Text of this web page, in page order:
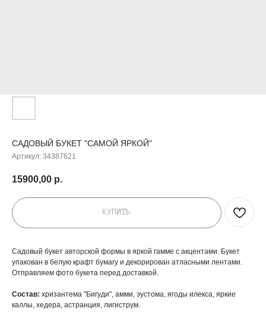
САДОВЫЙ БУКЕТ "САМОЙ ЯРКОЙ"
Артикул: 34387621
15900,00 р.
КУПИТЬ
Садовый букет авторской формы в яркой гамме с акцентами. Букет
упакован в белую крафт бумагу и декорирован атласными лентами.
Отправляем фото букета перед доставкой.
Состав: хризантема "Бигуди", амми, эустома, ягоды илекса, яркие
каллы, хедера, астранция, лигиструм.